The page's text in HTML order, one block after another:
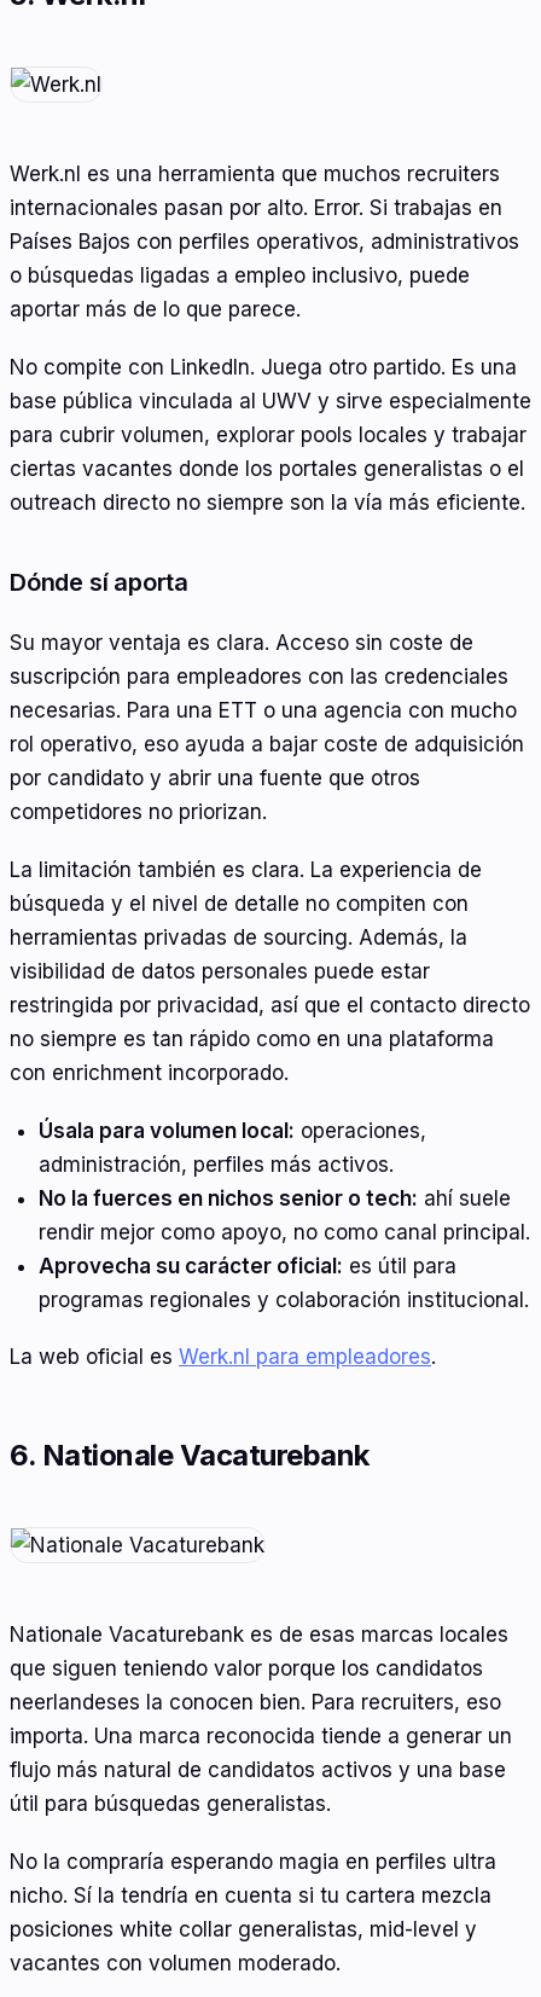
Werk.nl es una herramienta que muchos recruiters
internacionales pasan por alto. Error. Si trabajas en
Países Bajos con perfiles operativos, administrativos
o búsquedas ligadas a empleo inclusivo, puede
aportar más de lo que parece.
No compite con LinkedIn. Juega otro partido. Es una
base pública vinculada al UWV y sirve especialmente
para cubrir volumen, explorar pools locales y trabajar
ciertas vacantes donde los portales generalistas o el
outreach directo no siempre son la vía más eficiente.
Dónde sí aporta
Su mayor ventaja es clara. Acceso sin coste de
suscripción para empleadores con las credenciales
necesarias. Para una ETT o una agencia con mucho
rol operativo, eso ayuda a bajar coste de adquisición
por candidato y abrir una fuente que otros
competidores no priorizan.
La limitación también es clara. La experiencia de
búsqueda y el nivel de detalle no compiten con
herramientas privadas de sourcing. Además, la
visibilidad de datos personales puede estar
restringida por privacidad, así que el contacto directo
no siempre es tan rápido como en una plataforma
con enrichment incorporado.
Úsala para volumen local: operaciones,
administración, perfiles más activos.
No la fuerces en nichos senior o tech: ahí suele
rendir mejor como apoyo, no como canal principal.
Aprovecha su carácter oficial: es útil para
programas regionales y colaboración institucional.
La web oficial es Werk.nl para empleadores.
6. Nationale Vacaturebank
Nationale Vacaturebank es de esas marcas locales
que siguen teniendo valor porque los candidatos
neerlandeses la conocen bien. Para recruiters, eso
importa. Una marca reconocida tiende a generar un
flujo más natural de candidatos activos y una base
útil para búsquedas generalistas.
No la compraría esperando magia en perfiles ultra
nicho. Sí la tendría en cuenta si tu cartera mezcla
posiciones white collar generalistas, mid-level y
vacantes con volumen moderado.